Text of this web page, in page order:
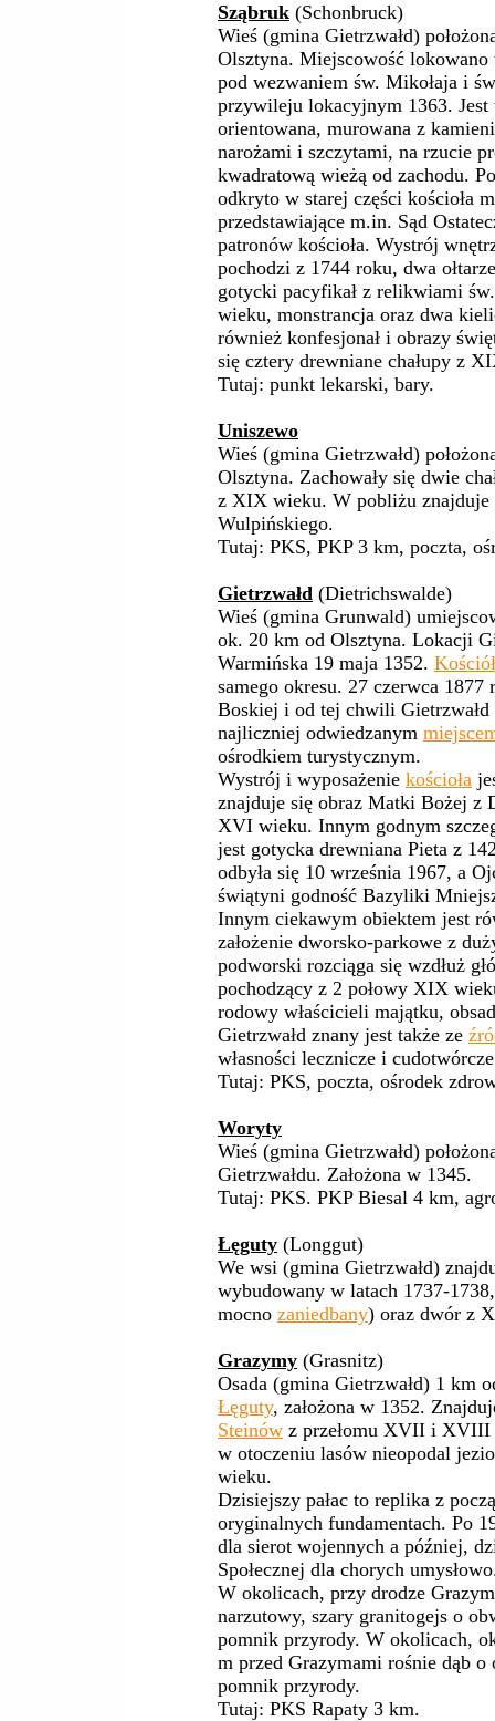
Sząbruk (Schonbruck)
Wieś (gmina Gietrzwałd)
Olsztyna. Miejscowość
pod wezwaniem św. Mikołaja i
przywileju lokacyjnym 1363.
orientowana, murowana z
narożami i szczytami, na rzucie
kwadratową wieżą od zachodu.
odkryto w starej części kościoła
przedstawiające m.in. Sąd
patronów kościoła. Wystrój
pochodzi z 1744 roku, dwa
gotycki pacyfikał z relikwiami
wieku, monstrancja oraz dwa
również konfesjonał i obrazy
się cztery drewniane chałupy z
Tutaj: punkt lekarski, bary.
Uniszewo
Wieś (gmina Gietrzwałd)
Olsztyna. Zachowały się dwie
z XIX wieku. W pobliżu znajduje
Wulpińskiego.
Tutaj: PKS, PKP 3 km, poczta,
Gietrzwałd (Dietrichswalde)
Wieś (gmina Grunwald)
ok. 20 km od Olsztyna. Lokacji
Warmińska 19 maja 1352.
samego okresu. 27 czerwca
Boskiej i od tej chwili Gietrzwałd
najliczniej odwiedzanym
ośrodkiem turystycznym.
Wystrój i wyposażenie kościoła
znajduje się obraz Matki Bożej z
XVI wieku. Innym godnym
jest gotycka drewniana Pieta z
odbyła się 10 września 1967, a
świątyni godność Bazyliki
Innym ciekawym obiektem jest
założenie dworsko-parkowe z
podworski rozciąga się wzdłuż
pochodzący z 2 połowy XIX
rodowy właścicieli majątku,
Gietrzwałd znany jest także ze
własności lecznicze i
Tutaj: PKS, poczta, ośrodek
Woryty
Wieś (gmina Gietrzwałd)
Gietrzwałdu. Założona w 1345.
Tutaj: PKS. PKP Biesal 4 km,
Łęguty (Longgut)
We wsi (gmina Gietrzwałd)
wybudowany w latach 1737-
mocno zaniedbany) oraz dwór z
Grazymy (Grasnitz)
Osada (gmina Gietrzwałd) 1 km
Łęguty, założona w 1352.
Steinów z przełomu XVII i XVIII
w otoczeniu lasów nieopodal
wieku.
Dzisiejszy pałac to replika z
oryginalnych fundamentach. Po
dla sierot wojennych a później,
Społecznej dla chorych
W okolicach, przy drodze
narzutowy, szary granitogejs o
pomnik przyrody. W okolicach,
m przed Grazymami rośnie dąb
pomnik przyrody.
Tutaj: PKS Rapaty 3 km.